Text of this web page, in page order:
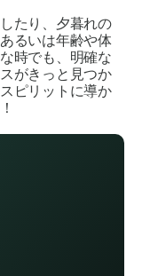
たり、夕暮れの
るいは年齢や体
時でも、明確な
がきっと見つか
ピリットに導か